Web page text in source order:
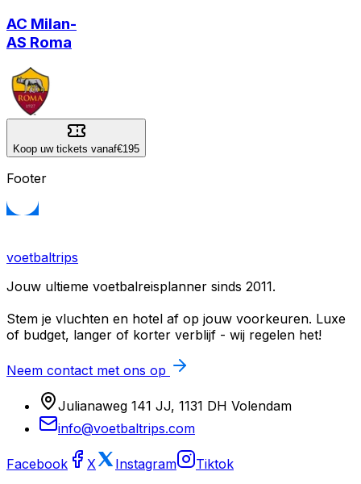
AC Milan-
AS Roma
Koop uw tickets vanaf€195
Footer
voetbaltrips
Jouw ultieme voetbalreisplanner sinds 2011.
Stem je vluchten en hotel af op jouw voorkeuren. Luxe
of budget, langer of korter verblijf - wij regelen het!
Neem contact met ons op
Julianaweg 141 JJ, 1131 DH Volendam
info@voetbaltrips.com
Facebook X Instagram Tiktok